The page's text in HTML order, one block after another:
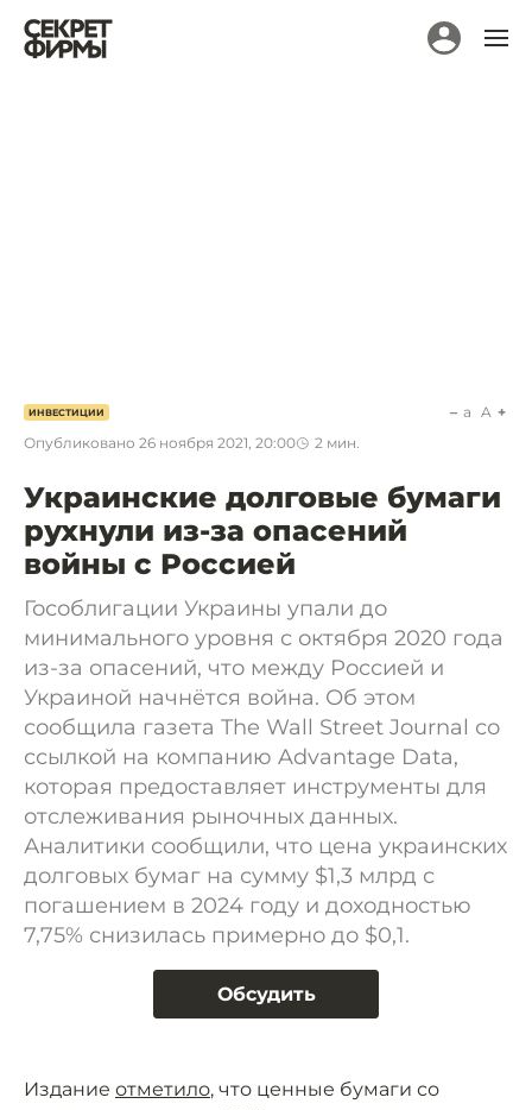
ИНВЕСТИЦИИ
Опубликовано 26 ноября 2021, 20:00 2 мин.
a A
Украинские долговые бумаги
рухнули из-за опасений
войны с Россией
Гособлигации Украины упали до
минимального уровня с октября 2020 года
из-за опасений, что между Россией и
Украиной начнётся война. Об этом
сообщила газета The Wall Street Journal со
ссылкой на компанию Advantage Data,
которая предоставляет инструменты для
отслеживания рыночных данных.
Аналитики сообщили, что цена украинских
долговых бумаг на сумму $1,3 млрд с
погашением в 2024 году и доходностью
7,75% снизилась примерно до $0,1.
Обсудить
Издание отметило, что ценные бумаги со